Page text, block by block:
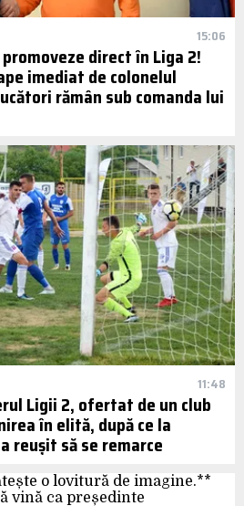
15:06
direct în Liga 2!
imediat de colonelul
rămân sub comanda lui
11:48
Ligii 2, ofertat de un club
în elită, după ce la
reușit să se remarce